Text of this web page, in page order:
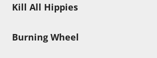
Kill All Hippies
Burning Wheel